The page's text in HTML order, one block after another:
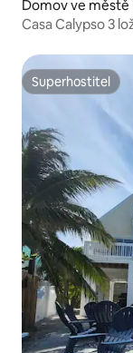
Domov ve městě
Casa Calypso 3
Superhostitel
Superhostitel